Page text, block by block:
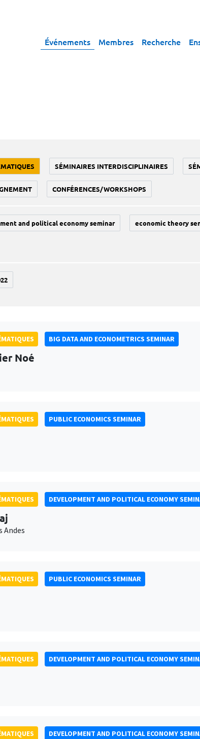
Événements Membres Recherche
SÉMINAIRES INTERDISCIPLINAIRES
CONFÉRENCES/WORKSHOPS
and political economy seminar economic theory
BIG DATA AND ECONOMETRICS SEMINAR
Noé
PUBLIC ECONOMICS SEMINAR
DEVELOPMENT AND POLITICAL ECONOMY
Andes
PUBLIC ECONOMICS SEMINAR
DEVELOPMENT AND POLITICAL ECONOMY
DEVELOPMENT AND POLITICAL ECONOMY